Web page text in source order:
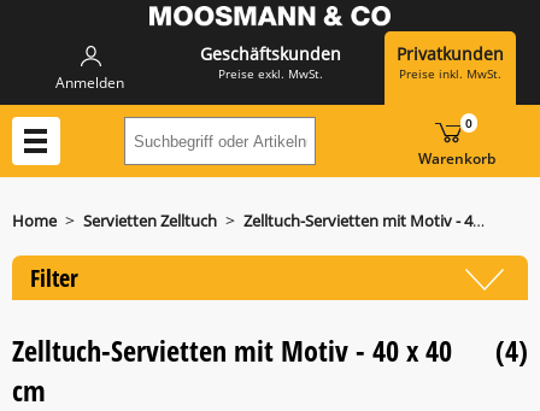
Anmelden
Geschäftskunden
Preise exkl. MwSt.
Privatkunden
Preise inkl. MwSt.
Suchbegriff oder Artikelnummer hier
Warenkorb
0
Home > Servietten Zelltuch > Zelltuch-Servietten mit Motiv - 40 x 40 cm
Filter
Zelltuch-Servietten mit Motiv - 40 x 40
cm
(4)